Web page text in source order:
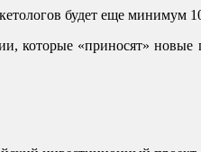
будет еще минимум
которые «приносят»